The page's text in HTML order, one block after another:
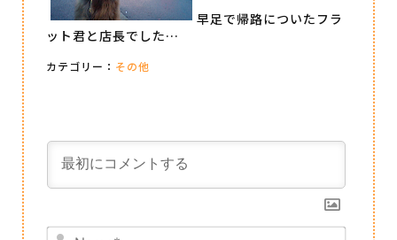
早足で帰路についたフラ
ット君と店長でした…
カテゴリー： その他
Name*